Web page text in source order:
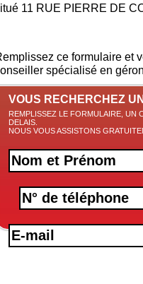
11 RUE PIERRE DE
ce formulaire et
spécialisé en
VOUS RECHERCHEZ
REMPLISSEZ LE FORMULAIRE, UN
DELAIS.
NOUS VOUS ASSISTONS